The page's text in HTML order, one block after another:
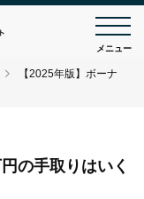
メニュー
【2025年版】ボーナ
の手取りはいく